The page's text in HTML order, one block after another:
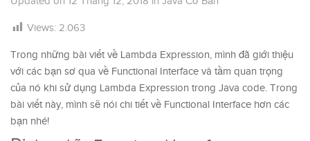
Views: 2.063
Trong những bài viết về Lambda Expression, mình đã giới thiệu
với các bạn sơ qua về Functional Interface và tầm quan trọng
của nó khi sử dụng Lambda Expression trong Java code. Trong
bài viết này, mình sẽ nói chi tiết về Functional Interface hơn các
bạn nhé!